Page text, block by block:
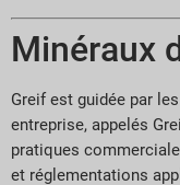
Minéraux
Greif est guidée par
entreprise, appelés
pratiques
et réglementations